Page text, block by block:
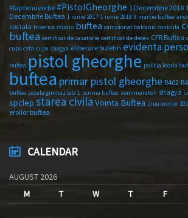
#faptenuvorbe #PistolGheorghe 1 Decembrie 2018
Decembrie Buftea 1 iunie 2017 1 iunie 2018 8 martie buftea
sociala biserica studio buftea campionat balcanic canicula
buftea certificat de casatorie certificat de deces CFR Buftea
cupa csta cupa shagya eliberare buletin evidenta
buftea pistol gheorghe politia locala
buftea primar pistol gheorghe R402
buftea scoala gimnaziala 1 scrima buftea semimaraton shagya
spclep starea civila Vointa Buftea ziua eroilor
eroilor buftea
CALENDAR
AUGUST 2026
M
T W T F